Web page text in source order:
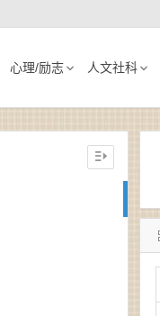
心理/励志 人文社科